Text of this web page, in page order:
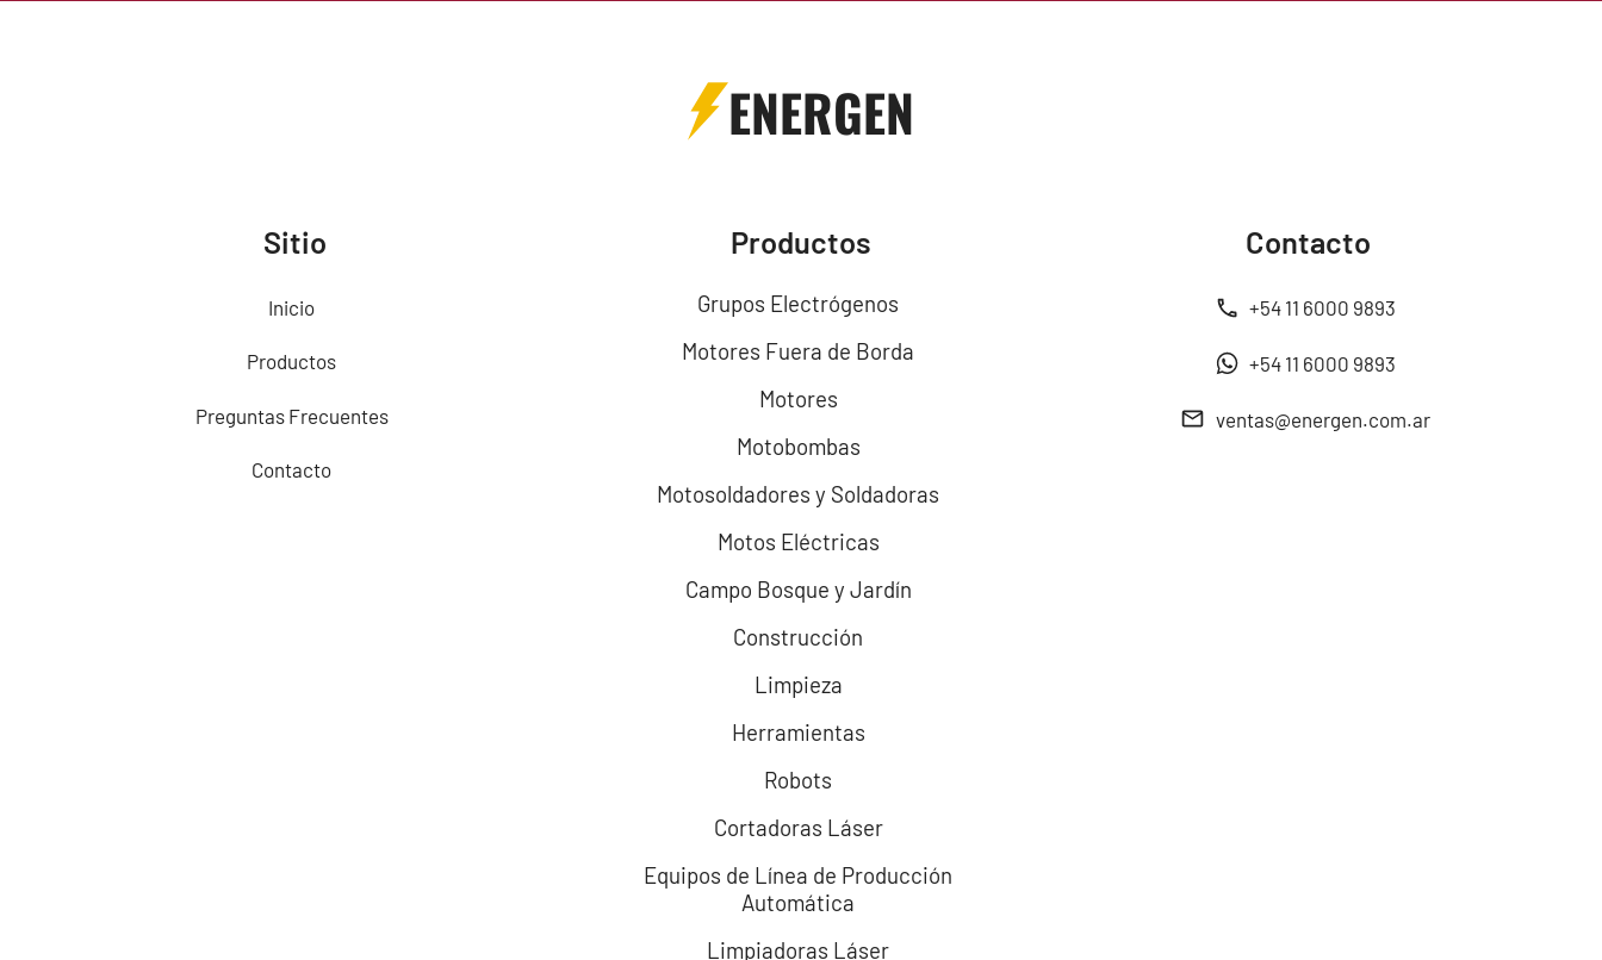
ENERGEN
Sitio
Inicio
Productos
Preguntas Frecuentes
Contacto
Productos
Grupos Electrógenos
Motores Fuera de Borda
Motores
Motobombas
Motosoldadores y Soldadoras
Motos Eléctricas
Campo Bosque y Jardín
Construcción
Limpieza
Herramientas
Robots
Cortadoras Láser
Equipos de Línea de Producción
Automática
Limpiadoras Láser
Contacto
+54 11 6000 9893
+54 11 6000 9893
ventas@energen.com.ar